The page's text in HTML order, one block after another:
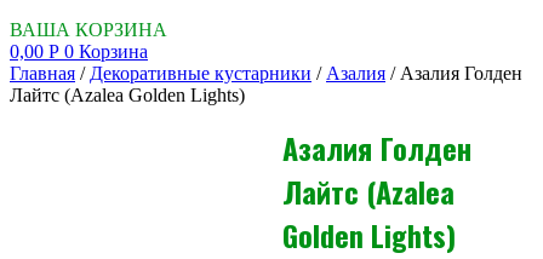
ВАША КОРЗИНА
0,00 Р 0 Корзина
Главная / Декоративные кустарники / Азалия / Азалия Голден
Лайтс (Azalea Golden Lights)
Азалия Голден
Лайтс (Azalea
Golden Lights)